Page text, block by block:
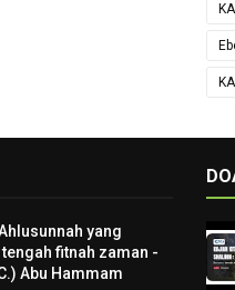
yang
fitnah zaman -
Abu Hammam